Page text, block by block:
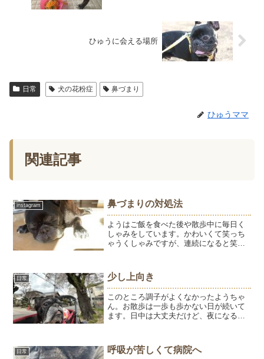
ひゅうに会える場所
日常 犬の花粉症 鼻づまり
ひゅうママ
関連記事
instagram 鼻づまりの対処法
ようはご飯を食べた後や散歩中に毎日く
しゃみをしています。かわいくて笑っち
ゃうくしゃみですが、連続になると笑っ
づまりが落ち着いているなら止めていい
と言われたので止めました...
日常 少し上向き
このところ調子がよくなかったようちゃ
ん。お散歩は一歩も歩かない日が続いて
ます。日中は大丈夫だけど、夜になると
に連れて行き、鼻を拭いて点鼻薬を入れ
る。点鼻薬を入れると鼻...
日常 呼吸が苦しくて病院へ